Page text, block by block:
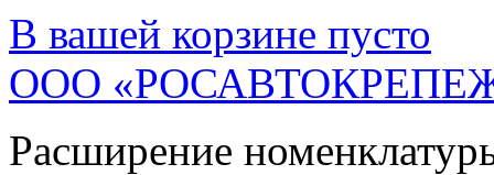
В вашей корзине пусто
ООО
Расширение